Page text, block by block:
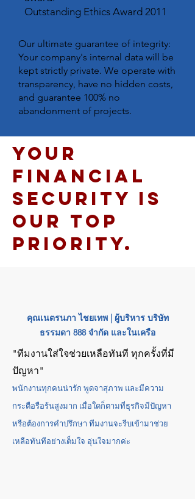
Outstanding Ethics Award 2011
Our ultimate guarantee of integrity:
Your company's internal data will be
kept strictly private. We operate with
transparency, have no hidden costs,
and guarantee 100% no
abandonment of projects.
Your
financial
security is
our top
priority.
คุณเนตรนภา ไชยเทพ | ผู้บริหาร บริษัท
ธรรมดา 888 จำกัด และในเครือ
"ทีมงานใส่ใจช่วยเหลือทันที ทุกครั้งที่มี
ปัญหา"
พนักงานทุกคนน่ารัก พูดจาสุภาพ และมีความ
กระตือรือร้นสูงมาก เมื่อใดก็ตามที่ธุรกิจมีปัญหา
หรือต้องการคำปรึกษา ทีมงานจะรีบเข้ามาช่วย
เหลือทันทีอย่างเต็มใจ อุ่นใจมากค่ะ